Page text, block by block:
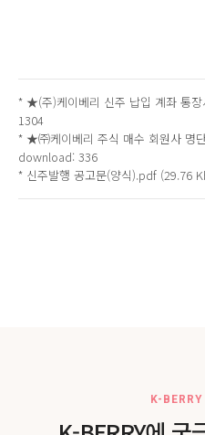
* ★(주)케이베리 신주 납입 계좌 통
1304
* ★㈜케이베리 주식 매수 회원사 명
download: 336
* 신주발행 공고문(양식).pdf (29.76
K-